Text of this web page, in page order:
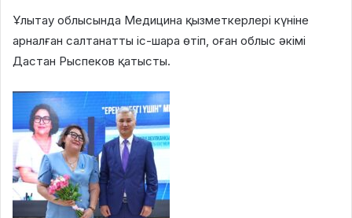
Ұлытау облысында Медицина қызметкерлері күніне
арналған салтанатты іс-шара өтіп, оған облыс әкімі
Дастан Рыспеков қатысты.